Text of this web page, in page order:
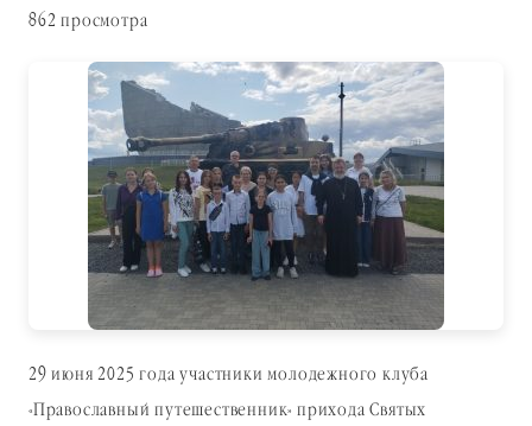
862 просмотра
29 июня 2025 года участники молодежного клуба
«Православный путешественник» прихода Святых